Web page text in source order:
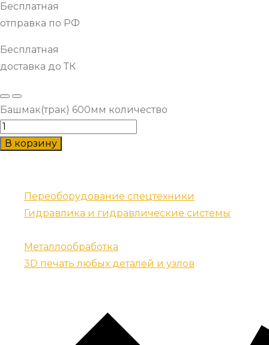
Бесплатная
отправка по РФ
Бесплатная
доставка до ТК
Башмак(трак) 600мм количество
В корзину
Переоборудование спецтехники
Гидравлика и гидравлические системы
Металлообработка
3D печать любых деталей и узлов